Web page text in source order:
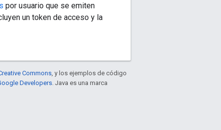
por usuario que se emiten
un token de acceso y la
Commons , y los ejemplos de código
Developers . Java es una marca